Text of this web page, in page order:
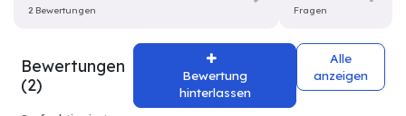
2 Bewertungen Fragen
Bewertungen
(2)
Bewertung
hinterlassen
Alle
anzeigen